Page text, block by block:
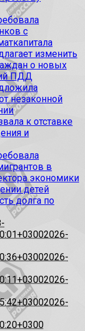
с
изменить
о новых
ПДД
незаконной
к отставке
и
в
экономики
детей
долга по
2026-
2026-
2026-
2026-